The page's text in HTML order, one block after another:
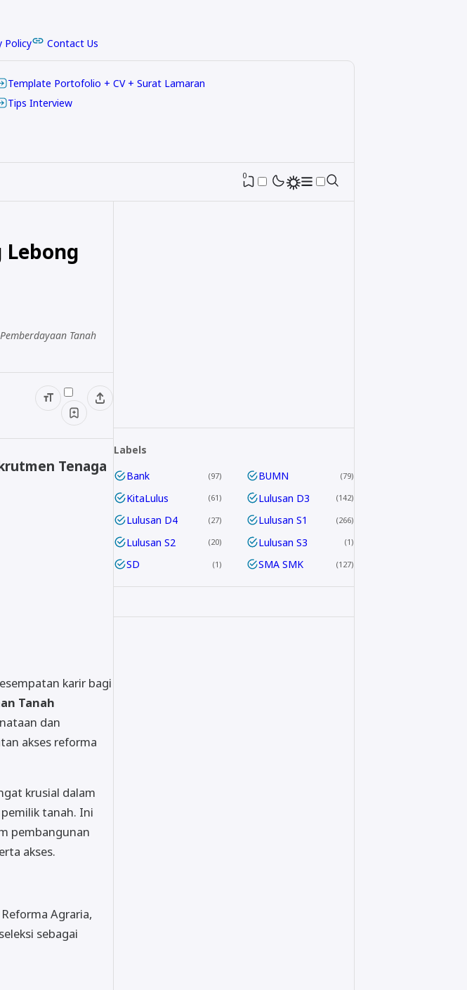
Policy Contact Us
Template Portofolio + CV + Surat Lamaran
Tips Interview
0
Tanah
Tenaga
karir bagi
Tanah
dan
akses reforma
krusial dalam
tanah. Ini
pembangunan
akses.
Agraria,
sebagai
Labels
Bank
97 BUMN 79
KitaLulus 61 Lulusan D3 142
Lulusan D4 27 Lulusan S1 266
Lulusan S2 20 Lulusan S3 1
SD 1 SMA SMK 127